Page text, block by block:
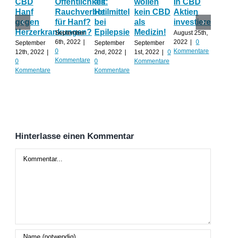
Hanf
gegen
Herzerkrankungen?
September
12th, 2022 |
0
Kommentare
Rauchverbot
für Hanf?
September
6th, 2022 |
0
Kommentare
Heilmittel
bei
Epilepsie
September
2nd, 2022 |
0
Kommentare
kein CBD
als
Medizin!
September
1st, 2022 |
0
Kommentare
Aktien
investieren?
August 25th,
2022 |
0
Kommentare
Hinterlasse einen Kommentar